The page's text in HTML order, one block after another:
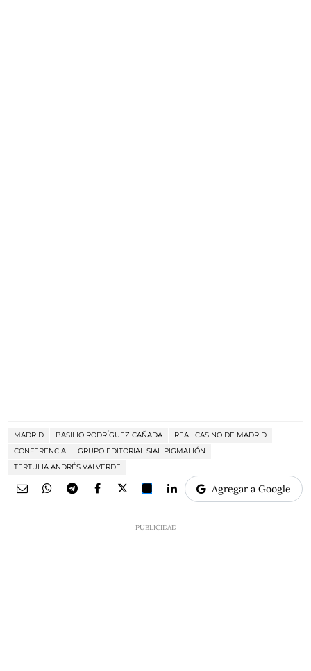
MADRID BASILIO RODRÍGUEZ CAÑADA
REAL CASINO DE MADRID
CONFERENCIA
GRUPO EDITORIAL SIAL PIGMALIÓN
TERTULIA ANDRÉS VALVERDE
Agregar a Google